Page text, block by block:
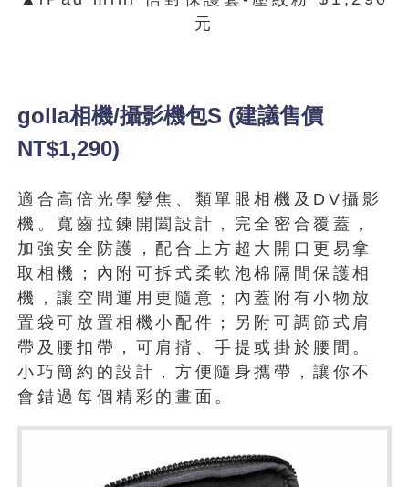
元
golla相機/攝影機包S (建議售價
NT$1,290)
適合高倍光學變焦、類單眼相機及DV攝影
機。寬齒拉鍊開闔設計，完全密合覆蓋，
加強安全防護，配合上方超大開口更易拿
取相機；內附可拆式柔軟泡棉隔間保護相
機，讓空間運用更隨意；內蓋附有小物放
置袋可放置相機小配件；另附可調節式肩
帶及腰扣帶，可肩揹、手提或掛於腰間。
小巧簡約的設計，方便隨身攜帶，讓你不
會錯過每個精彩的畫面。